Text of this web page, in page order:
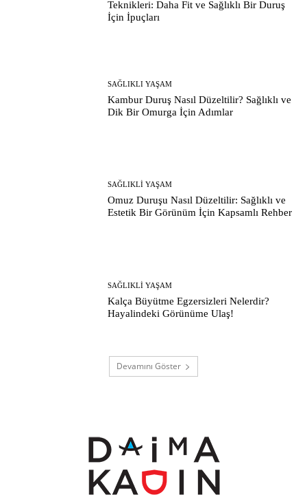
Teknikleri: Daha Fit ve Sağlıklı Bir Duruş
İçin İpuçları
SAĞLIKLI YAŞAM
Kambur Duruş Nasıl Düzeltilir? Sağlıklı ve
Dik Bir Omurga İçin Adımlar
SAĞLIKLI YAŞAM
Omuz Duruşu Nasıl Düzeltilir: Sağlıklı ve
Estetik Bir Görünüm İçin Kapsamlı Rehber
SAĞLIKLI YAŞAM
Kalça Büyütme Egzersizleri Nelerdir?
Hayalindeki Görünüme Ulaş!
Devamını Göster